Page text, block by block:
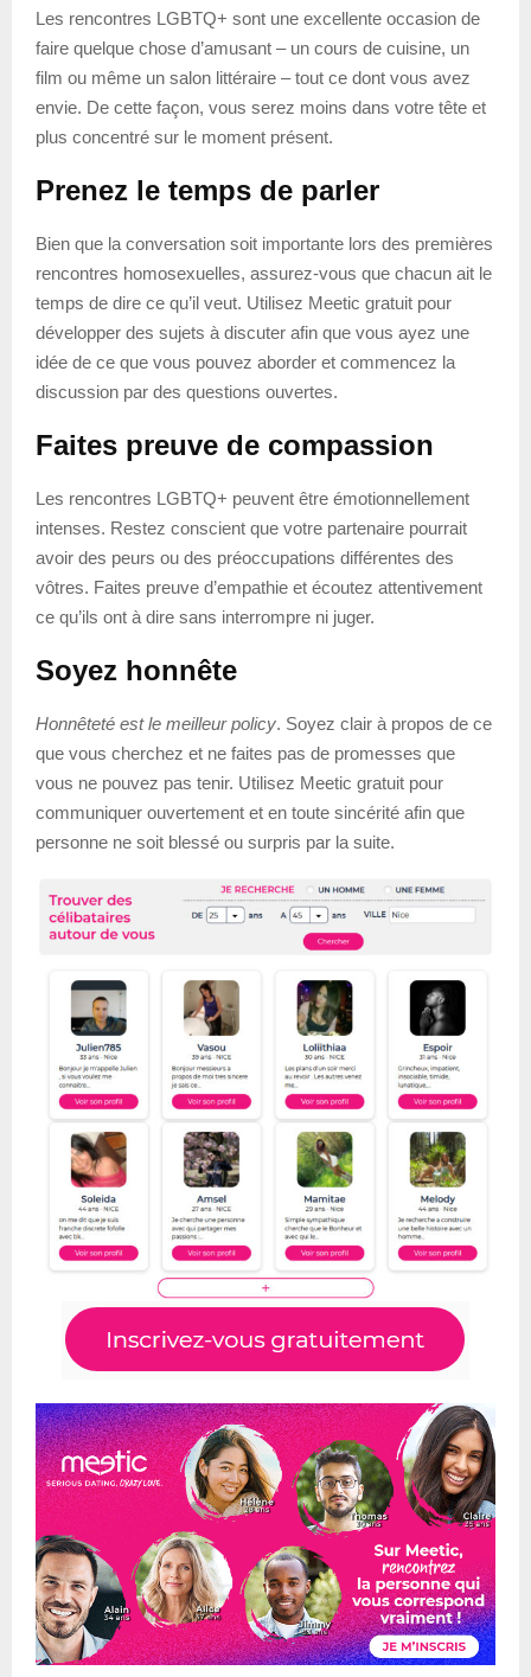
Les rencontres LGBTQ+ sont une excellente occasion de
faire quelque chose d’amusant – un cours de cuisine, un
film ou même un salon littéraire – tout ce dont vous avez
envie. De cette façon, vous serez moins dans votre tête et
plus concentré sur le moment présent.
Prenez le temps de parler
Bien que la conversation soit importante lors des premières
rencontres homosexuelles, assurez-vous que chacun ait le
temps de dire ce qu’il veut. Utilisez Meetic gratuit pour
développer des sujets à discuter afin que vous ayez une
idée de ce que vous pouvez aborder et commencez la
discussion par des questions ouvertes.
Faites preuve de compassion
Les rencontres LGBTQ+ peuvent être émotionnellement
intenses. Restez conscient que votre partenaire pourrait
avoir des peurs ou des préoccupations différentes des
vôtres. Faites preuve d’empathie et écoutez attentivement
ce qu’ils ont à dire sans interrompre ni juger.
Soyez honnête
Honnêteté est le meilleur policy. Soyez clair à propos de ce
que vous cherchez et ne faites pas de promesses que
vous ne pouvez pas tenir. Utilisez Meetic gratuit pour
communiquer ouvertement et en toute sincérité afin que
personne ne soit blessé ou surpris par la suite.